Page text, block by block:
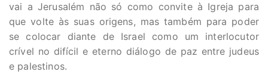
vai a Jerusalém não só como convite à Igreja para
que volte às suas origens, mas também para poder
se colocar diante de Israel como um interlocutor
crível no difícil e eterno diálogo de paz entre judeus
e palestinos.